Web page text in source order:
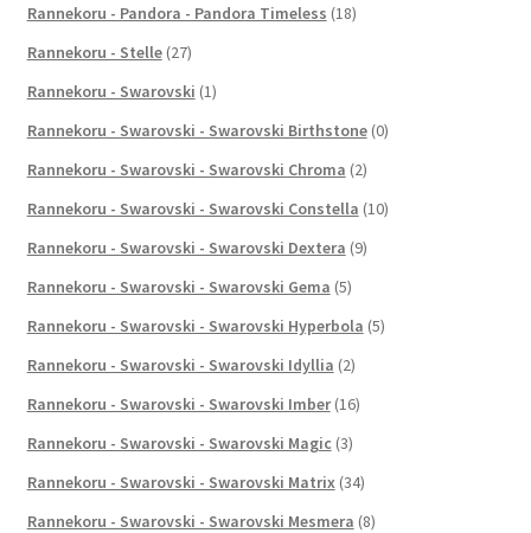
Rannekoru - Pandora - Pandora Timeless (18)
Rannekoru - Stelle (27)
Rannekoru - Swarovski (1)
Rannekoru - Swarovski - Swarovski Birthstone (0)
Rannekoru - Swarovski - Swarovski Chroma (2)
Rannekoru - Swarovski - Swarovski Constella (10)
Rannekoru - Swarovski - Swarovski Dextera (9)
Rannekoru - Swarovski - Swarovski Gema (5)
Rannekoru - Swarovski - Swarovski Hyperbola (5)
Rannekoru - Swarovski - Swarovski Idyllia (2)
Rannekoru - Swarovski - Swarovski Imber (16)
Rannekoru - Swarovski - Swarovski Magic (3)
Rannekoru - Swarovski - Swarovski Matrix (34)
Rannekoru - Swarovski - Swarovski Mesmera (8)